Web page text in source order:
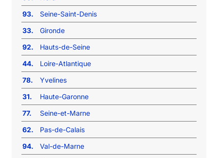
93.
Seine-Saint-Denis
33.
Gironde
92.
Hauts-de-Seine
44.
Loire-Atlantique
78.
Yvelines
31.
Haute-Garonne
77.
Seine-et-Marne
62.
Pas-de-Calais
94.
Val-de-Marne